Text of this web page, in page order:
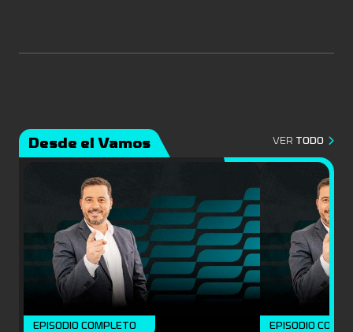
Desde el Vamos VER TODO
EPISODIO COMPLETO EPISODIO